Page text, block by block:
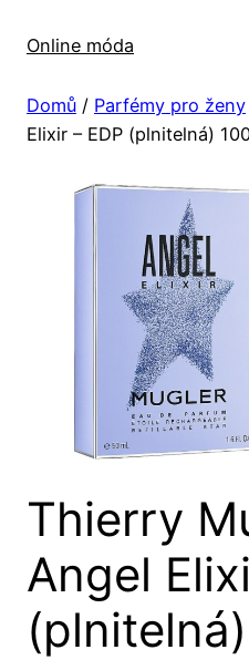
Online móda
Domů / Parfémy pro ženy
Elixir – EDP (plnitelná)
Thierry
Angel